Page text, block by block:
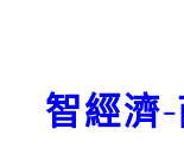
智經濟